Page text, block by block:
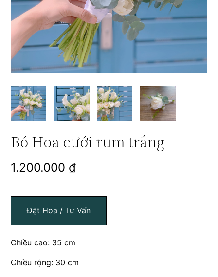
Bó Hoa cưới rum trắng
1.200.000 ₫
Đặt Hoa / Tư Vấn
Chiều cao: 35 cm
Chiều rộng: 30 cm